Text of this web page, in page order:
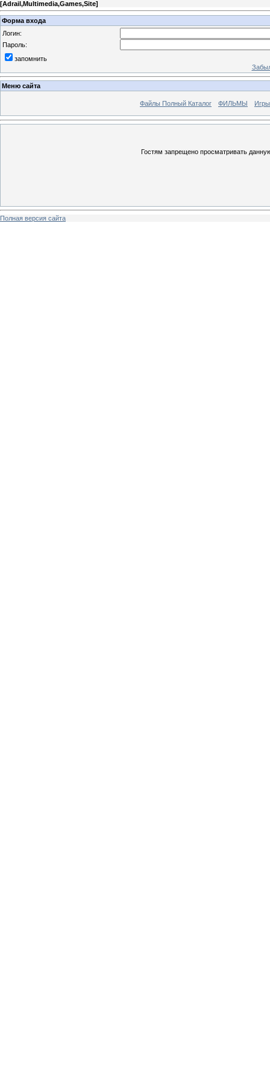
[Adrail,Multimedia,Games,Site]
Форма входа
Логин:
Пароль:
запомнить
Меню сайта
Файлы Полный Каталог ФИЛЬМЫ
Гостям запрещено просматривать
Полная версия сайта